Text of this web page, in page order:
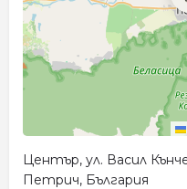
Център, ул. Васил
Петрич, България